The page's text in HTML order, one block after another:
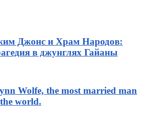
Джонс и Храм Народов:
в джунглях Гайаны
Wolfe, the most married man
world.